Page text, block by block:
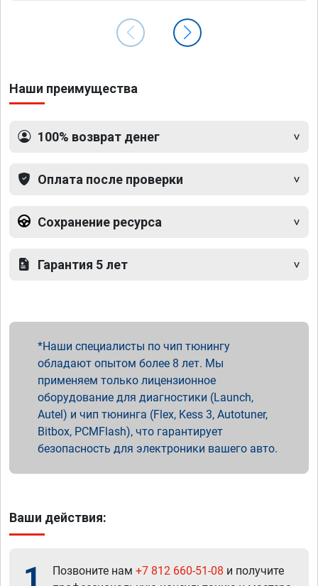
Наши преимущества
100% возврат денег
Оплата после проверки
Сохранение ресурса
Гарантия 5 лет
Наши специалисты по чип тюнингу
обладают опытом более 8 лет. Мы
применяем только лицензионное
оборудование для диагностики (Launch,
Autel) и чип тюнинга (Flex, Kess 3, Autotuner,
Bitbox, PCMFlash), что гарантирует
безопасность для электроники вашего авто.
Ваши действия:
1 Позвоните нам +7 812 660-51-08 и получите